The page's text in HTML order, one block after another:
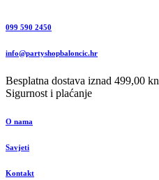
099 590 2450
info@partyshopbaloncic.hr
Besplatna dostava iznad 499,00 kn
Sigurnost i plaćanje
O nama
Savjeti
Kontakt